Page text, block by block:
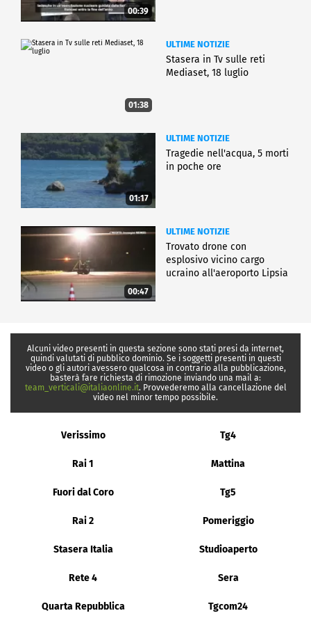
00:39
01:38
ULTIME NOTIZIE
Stasera in Tv sulle reti
Mediaset, 18 luglio
01:17
ULTIME NOTIZIE
Tragedie nell'acqua, 5 morti
in poche ore
00:47
ULTIME NOTIZIE
Trovato drone con
esplosivo vicino cargo
ucraino all'aeroporto Lipsia
Alcuni video presenti in questa sezione sono stati presi da internet,
quindi valutati di pubblico dominio. Se i soggetti presenti in questi
video o gli autori avessero qualcosa in contrario alla pubblicazione,
basterà fare richiesta di rimozione inviando una mail a:
team_verticali@italiaonline.it. Provvederemo alla cancellazione del
video nel minor tempo possibile.
Verissimo Tg4
Rai 1 Mattina
Fuori dal Coro Tg5
Rai 2 Pomeriggio
Stasera Italia Studioaperto
Rete 4 Sera
Quarta Repubblica Tgcom24